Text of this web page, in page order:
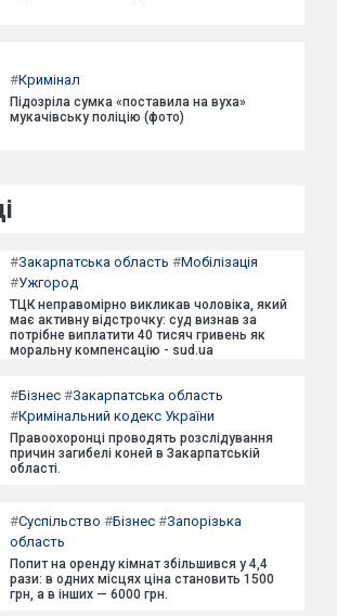
#Кримінал
Підозріла сумка «поставила на вуха»
мукачівську поліцію (фото)
#Закарпатська область #Мобілізація
#Ужгород
ТЦК неправомірно викликав чоловіка, який
має активну відстрочку: суд визнав за
потрібне виплатити 40 тисяч гривень як
моральну компенсацію - sud.ua
#Бізнес #Закарпатська область
#Кримінальний кодекс України
Правоохоронці проводять розслідування
причин загибелі коней в Закарпатській
області.
#Суспільство #Бізнес #Запорізька
область
Попит на оренду кімнат збільшився у 4,4
рази: в одних місцях ціна становить 1500
грн, а в інших — 6000 грн.